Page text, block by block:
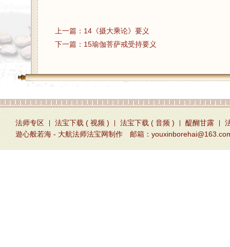
上一篇： 14《摄大乘论》要义
下一篇： 15瑜伽菩萨戒受持要义
法师专区 法宝下载 ( 视频 ) 法宝下载 ( 音频 ) 醍醐甘露
遊心般若海 - 大航法师法宝网制作 邮箱：